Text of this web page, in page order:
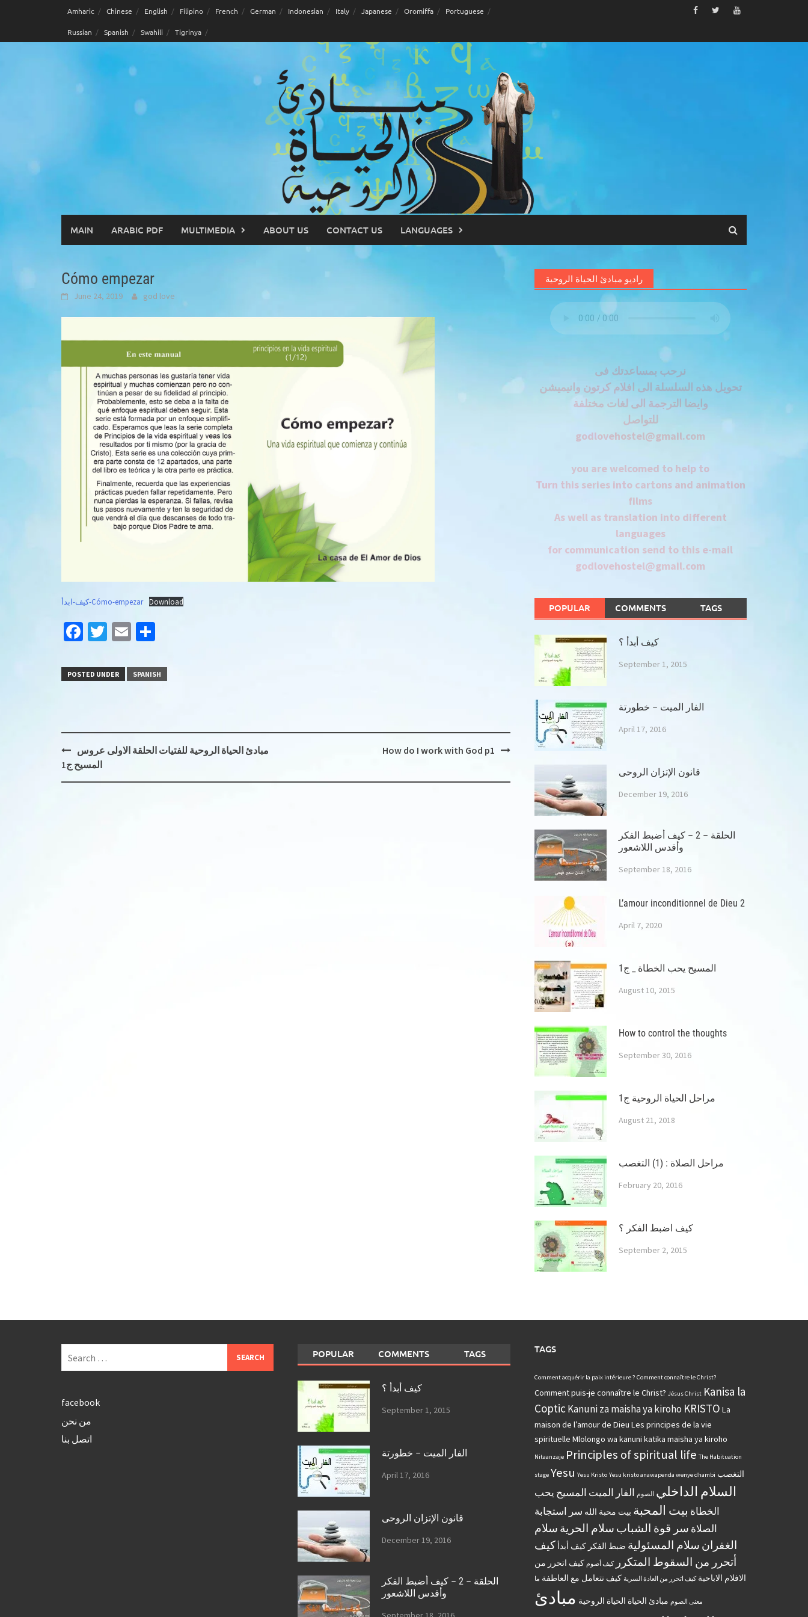
Amharic Chinese English Filipino French German Indonesian Italy Japanese Oromiffa Portuguese
Russian Spanish Swahili Tigrinya
MAIN ARABIC PDF MULTIMEDIA ABOUT US CONTACT US LANGUAGES
Cómo empezar
June 24, 2019 god love
كيف-ابدأ-Cómo-empezar Download
Facebook
Twitter
Email
POSTED UNDER SPANISH
Post
navigation
مبادئ الحياة الروحية للفتيات الحلقة الاولى عروس
المسيح ج1
How do I work with God p1
راديو مبادئ الحياة الروحية
نرحب بمساعدتك فى
تحويل هذه السلسلة الى افلام كرتون وانيميشن
وايضا الترجمة الى لغات مختلفة
للتواصل
godlovehostel@gmail.com
you are welcomed to help to
Turn this series into cartons and animation
films
As well as translation into different
languages
for communication send to this e-mail
godlovehostel@gmail.com
POPULAR COMMENTS TAGS
كيف أبدأ ؟
September 1, 2015
الفار الميت – خطورتة
April 17, 2016
قانون الإتزان الروحى
December 19, 2016
الحلقة – 2 – كيف أضبط الفكر
وأقدس اللاشعور
September 18, 2016
L’amour inconditionnel de Dieu 2
April 7, 2020
المسيح يحب الخطاة _ ج1
August 10, 2015
How to control the thoughts
September 30, 2016
مراحل الحياة الروحية ج1
August 21, 2018
مراحل الصلاة : (1) التغصب
February 20, 2016
كيف اضبط الفكر ؟
September 2, 2015
for:
facebook
من نحن
اتصل بنا
POPULAR COMMENTS TAGS
كيف أبدأ ؟
September 1, 2015
الفار الميت – خطورتة
April 17, 2016
قانون الإتزان الروحى
December 19, 2016
الحلقة – 2 – كيف أضبط الفكر
وأقدس اللاشعور
TAGS
Comment acquérir la paix intérieure ? Comment connaître le Christ?
Comment puis-je connaître le Christ? Jésus Christ Kanisa la
Coptic Kanuni za maisha ya kiroho KRISTO La
maison de l’amour de Dieu Les principes de la vie
spirituelle Mlolongo wa kanuni katika maisha ya kiroho
Nitaanzaje Principles of spiritual life The Habituation
stage Yesu Yesu Kristo Yesu kristo anawapenda wenye dhambi التغصب
السلام الداخلي الصوم الفار الميت المسيح يحب
الخطاة بيت المحبة بيت محبة الله سر استجابة
الصلاة سر قوة الشباب سلام الحرية سلام
الغفران سلام المسئولية ضبط الفكر كيف أبدأكيف
أتحرر من السقوط المتكرر
كيف أصوم كيف اتحرر من
الافلام الاباحية كيف اتحرر من العادة السرية كيف نتعامل مع العاطفة ما
معنى الصوم مبادئ الحياة الحياة الروحية مبادئ